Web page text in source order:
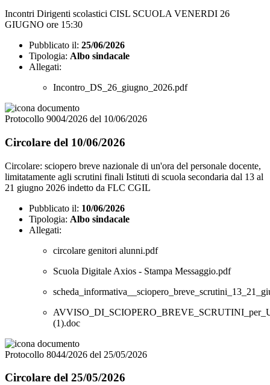
Incontri Dirigenti scolastici CISL SCUOLA VENERDI 26
GIUGNO ore 15:30
Pubblicato il: 25/06/2026
Tipologia: Albo sindacale
Allegati:
Incontro_DS_26_giugno_2026.pdf
Protocollo 9004/2026 del 10/06/2026
Circolare del 10/06/2026
Circolare: sciopero breve nazionale di un'ora del personale docente,
limitatamente agli scrutini finali Istituti di scuola secondaria dal 13 al
21 giugno 2026 indetto da FLC CGIL
Pubblicato il: 10/06/2026
Tipologia: Albo sindacale
Allegati:
circolare genitori alunni.pdf
Scuola Digitale Axios - Stampa Messaggio.pdf
(1).doc
Protocollo 8044/2026 del 25/05/2026
Circolare del 25/05/2026